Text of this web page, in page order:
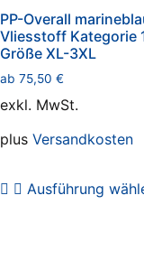
PP-Overall
Vliesstoff Kategorie
Größe XL-3XL
ab 75,50 €
exkl. MwSt.
plus Versandkosten
Ausführung